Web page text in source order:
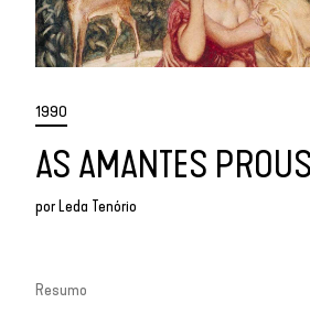
1990
AS AMANTES
porLeda Tenório
Resumo